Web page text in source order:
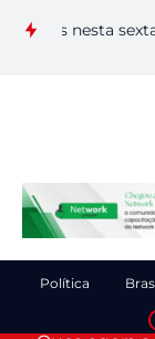
nesta sexta-
Política